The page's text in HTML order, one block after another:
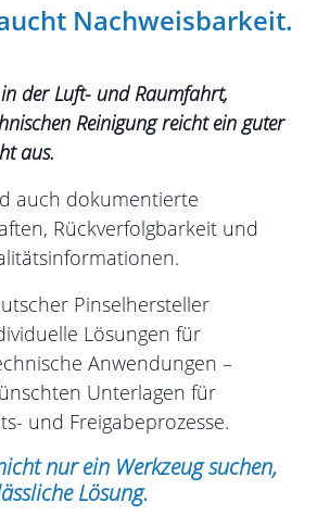
Nachweisbarkeit.
der Luft- und Raumfahrt,
Reinigung reicht ein guter
aus.
auch dokumentierte
Rückverfolgbarkeit und
Pinselhersteller
Lösungen für
Anwendungen –
Unterlagen für
und Freigabeprozesse.
nur ein Werkzeug suchen,
Lösung.